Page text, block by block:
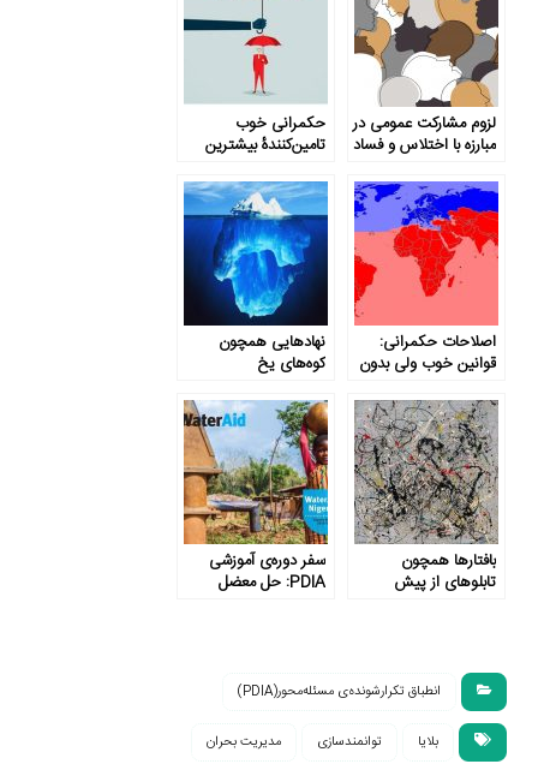
لزوم مشارکت عمومی در
مبارزه با اختلاس و فساد
حکمرانی خوب
تامین‌کنندۀ بیشترین
اصلاحات حکمرانی:
قوانین خوب ولی بدون
نهادهایی همچون
کوه‌های یخ
بافتارها همچون
تابلوهای از پیش
سفر دوره‌ی آموزشی
PDIA: حل معضل
انطباق تکرارشونده‌ی مسئله‌محور(PDIA)
بلایا توانمندسازی مدیریت بحران